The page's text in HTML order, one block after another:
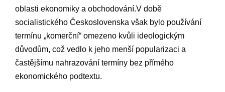
oblasti ekonomiky a obchodování.V době
‌socialistického Československa však bylo používání
termínu „komerční“ omezeno kvůli ideologickým
důvodům, což vedlo k jeho menší ‍popularizaci a
častějšímu nahrazování termíny bez přímého
ekonomického podtextu.